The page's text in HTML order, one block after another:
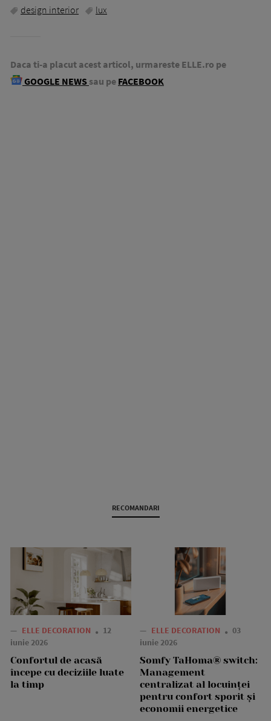
design interior
lux
Daca ti-a placut acest articol, urmareste ELLE.ro pe
GOOGLE NEWS sau pe FACEBOOK
RECOMANDARI
— ELLE DECORATION
12
iunie 2026
Confortul de acasă
începe cu deciziile luate
la timp
— ELLE DECORATION
03
iunie 2026
Somfy TaHoma® switch:
Management
centralizat al locuinței
pentru confort sporit și
economii energetice